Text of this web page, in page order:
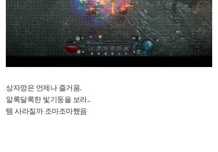
상자깡은 언제나 즐거움.
알록달록한 빛기둥을 보라..
템 사라질까 조마조마했음